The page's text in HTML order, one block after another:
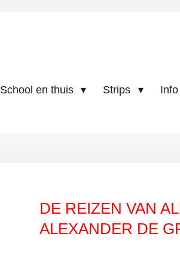
School en thuis Strips
DE REIZEN VAN
ALEXANDER DE